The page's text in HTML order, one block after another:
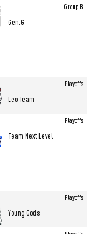
Gen.G
Group B
Leo Team
Playoffs
Team Next Level
Playoffs
Young Gods
Playoffs